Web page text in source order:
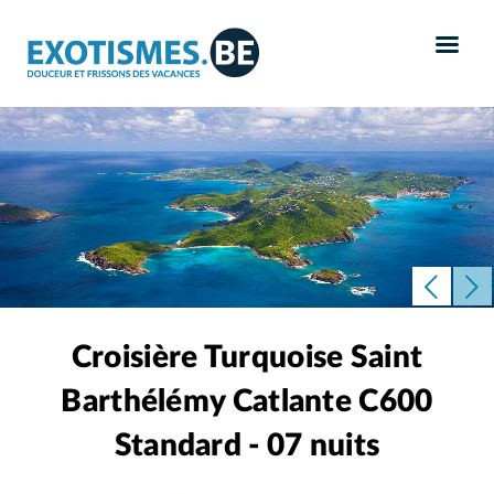
Croisière Turquoise Saint
Barthélémy Catlante C600
Standard - 07 nuits